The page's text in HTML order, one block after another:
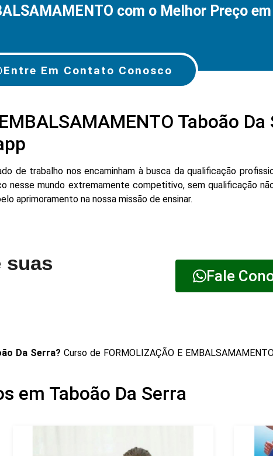
com o Melhor Preço
Entre Em Contato Conosco
Taboão
de trabalho nos encaminham à busca da qualificação
mundo extremamente competitivo, sem qualificação
aprimoramento na nossa missão de ensinar.
suas
Fale
Da Serra?Curso de FORMOLIZAÇÃO E
em Taboão Da Serra